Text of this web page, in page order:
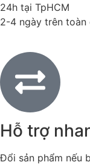
24h tại TpHCM
2-4 ngày trên toàn
Hỗ trợ
Đổi sản phẩm nếu